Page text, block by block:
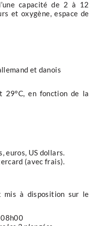
capacité de 2 à 12
et oxygène, espace de
et danois
29°C, en fonction de la
euros, US dollars.
(avec frais).
à disposition sur le
08h00